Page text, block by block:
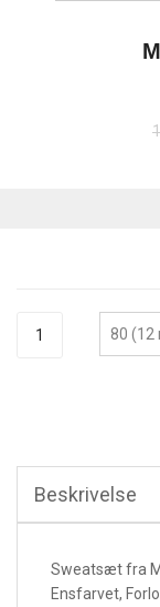
Beskrivelse
Sweatsæt fra
Ensfarvet,